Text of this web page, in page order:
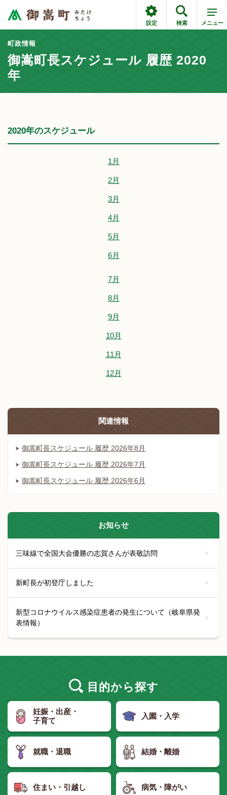
設定 検索 メニュー
町政情報
御嵩町長スケジュール 履歴 2020
年
2020年のスケジュール
1月
2月
3月
4月
5月
6月
7月
8月
9月
10月
11月
12月
関連情報
御嵩町長スケジュール 履歴 2026年8月
御嵩町長スケジュール 履歴 2026年7月
御嵩町長スケジュール 履歴 2026年6月
お知らせ
三味線で全国大会優勝の志賀さんが表敬訪問
新町長が初登庁しました
新型コロナウイルス感染症患者の発生について（岐阜県発
表情報）
目的から探す
妊娠・出産・
子育て
入園・入学
就職・退職 結婚・離婚
住まい・引越し 病気・障がい